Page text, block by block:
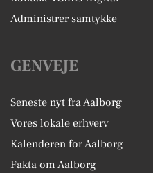
Administrer samtykke
GENVEJE
Seneste nyt fra Aalborg
Vores lokale erhverv
Kalenderen for Aalborg
Fakta om Aalborg